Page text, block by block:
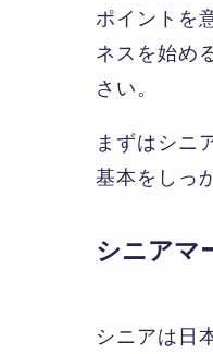
ポイントを
ネスを始め
さい。
まずはシニ
基本をしっ
シニアマ
シニアは日